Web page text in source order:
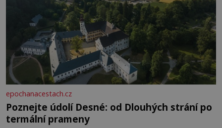
epochanacestach.cz
Poznejte údolí Desné: od Dlouhých strání po
termální prameny